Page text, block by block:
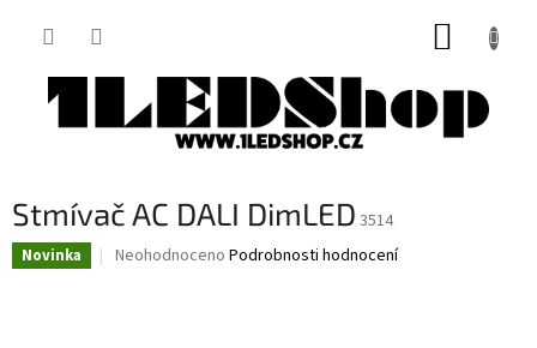
Stmívač AC DALI DimLED 3514
Novinka
Průměrné
Neohodnoceno Podrobnosti hodnocení